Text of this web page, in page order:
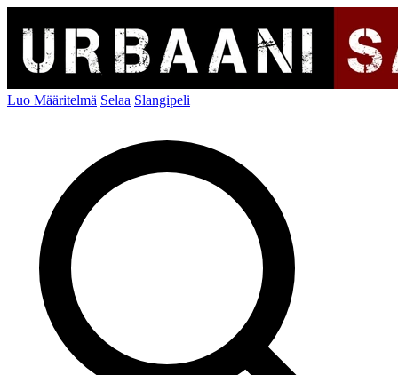
Luo Määritelmä Selaa Slangipeli